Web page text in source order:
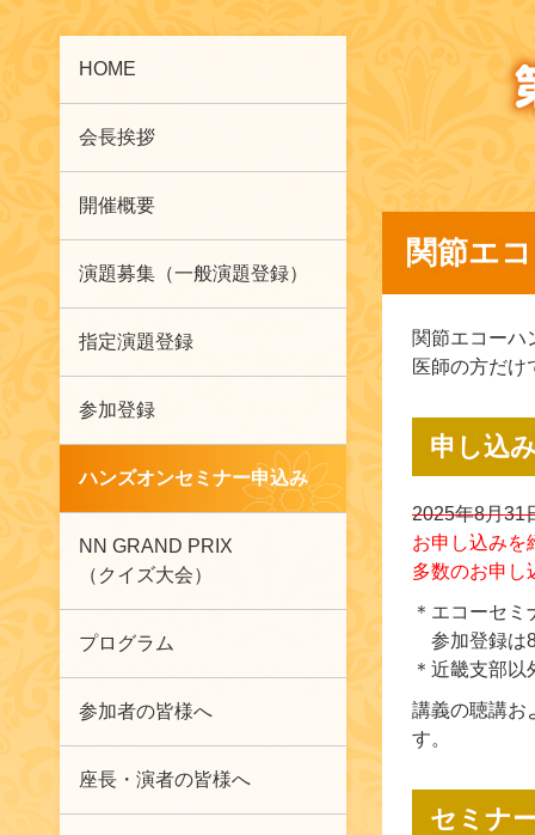
HOME
会長挨拶
開催概要
演題募集（一般演題登録）
指定演題登録
参加登録
ハンズオンセミナー申込み
NN GRAND PRIX
（クイズ大会）
プログラム
参加者の皆様へ
座長・演者の皆様へ
関節エ
関節エコーハ
医師の方だけ
申し込
2025年8月31
お申し込みを
多数のお申し
＊エコーセ
参加登録は
＊近畿支部
講義の聴講お
す。
セミナ